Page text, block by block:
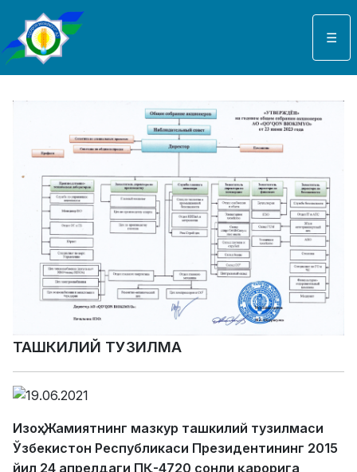
Select your language
☰
ТАШКИЛИЙ ТУЗИЛМА
Изоҳ: Жамиятнинг мазкур ташкилий тузилмаси
Ўзбекистон Республикаси Президентининг 2015
йил 24 апрелдаги ПҚ-4720 сонли қарорига